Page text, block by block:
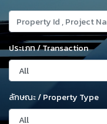
ประเภท / Transaction
ลักษณะ / Property Type